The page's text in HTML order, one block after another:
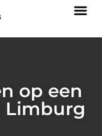
op een
Limburg